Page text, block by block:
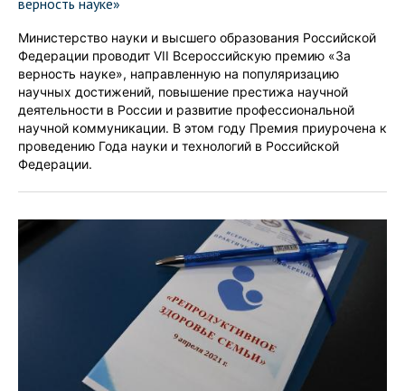
верность науке»
Министерство науки и высшего образования Российской
Федерации проводит VII Всероссийскую премию «За
верность науке», направленную на популяризацию
научных достижений, повышение престижа научной
деятельности в России и развитие профессиональной
научной коммуникации. В этом году Премия приурочена к
проведению Года науки и технологий в Российской
Федерации.